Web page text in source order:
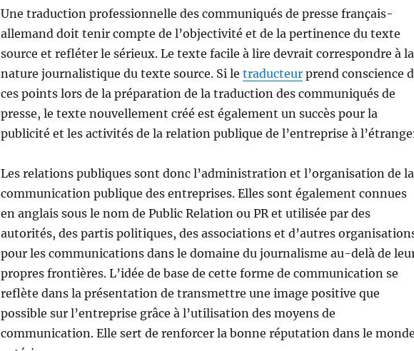
Une traduction professionnelle des communiqués de presse français-
allemand doit tenir compte de l’objectivité et de la pertinence du texte
source et refléter le sérieux. Le texte facile à lire devrait correspondre à la
nature journalistique du texte source. Si le traducteurprend conscience
ces points lors de la préparation de la traduction des communiqués de
presse, le texte nouvellement créé est également un succès pour la
publicité et les activités de la relation publique de l’entreprise à
Les relations publiques sont donc l’administration et l’organisation de la
communication publique des entreprises. Elles sont également connues
en anglais sous le nom de Public Relation ou PR et utilisée par des
autorités, des partis politiques, des associations et d’autres
pour les communications dans le domaine du journalisme au-delà de
propres frontières. L’idée de base de cette forme de communication se
reflète dans la présentation de transmettre une image positive que
possible sur l’entreprise grâce à l’utilisation des moyens de
communication. Elle sert de renforcer la bonne réputation dans le